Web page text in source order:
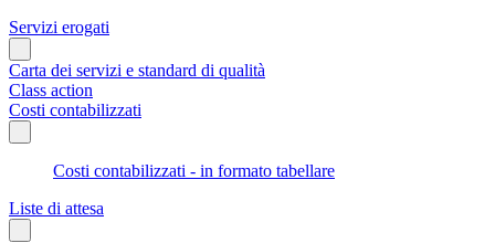
Servizi erogati
Carta dei servizi e standard di qualità
Class action
Costi contabilizzati
Costi contabilizzati - in formato tabellare
Liste di attesa